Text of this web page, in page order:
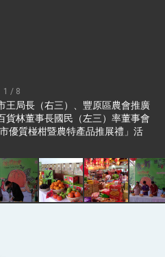
接見美國智庫「德國馬歇爾基金
深化跨大西洋戰略夥伴關係
階段性成果 卓揆期勉爭取時間完
易協定」簽署
支持「臺美對等貿易協定」簽署
部攜手合作，整合台灣雄厚數
榮邦目標
1 / 8
王局長（右三）、豐原區農會推廣
貨林董事長國民（左三）率董事會
優質椪柑暨農特產品推展禮」活